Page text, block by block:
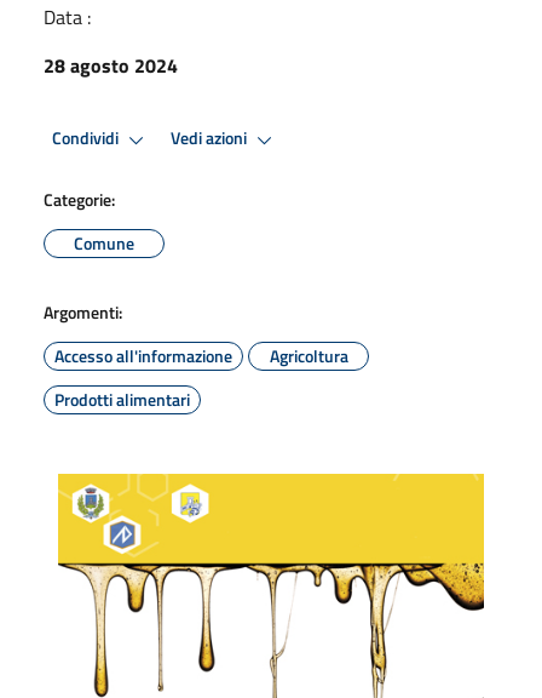
Data :
28 agosto 2024
Condividi Vedi azioni
Categorie:
Comune
Argomenti:
Accesso all'informazione
Agricoltura
Prodotti alimentari